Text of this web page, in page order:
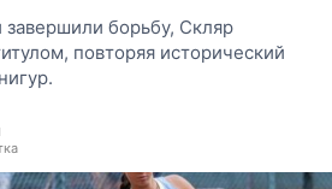
борьбу, Скляр
повторяя исторический